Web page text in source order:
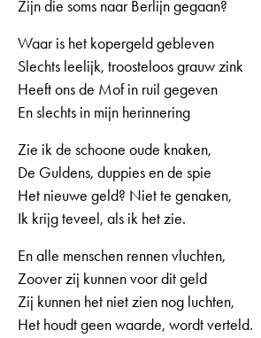
Zijn die soms naar Berlijn gegaan?
Waar is het kopergeld gebleven
Slechts leelijk, troosteloos grauw zink
Heeft ons de Mof in ruil gegeven
En slechts in mijn herinnering
Zie ik de schoone oude knaken,
De Guldens, duppies en de spie
Het nieuwe geld? Niet te genaken,
Ik krijg teveel, als ik het zie.
En alle menschen rennen vluchten,
Zoover zij kunnen voor dit geld
Zij kunnen het niet zien nog luchten,
Het houdt geen waarde, wordt verteld.